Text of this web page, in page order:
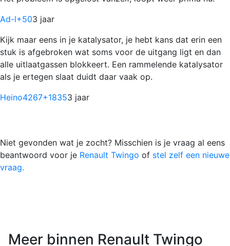
Ad-l+503 jaar
Kijk maar eens in je katalysator, je hebt kans dat erin een
stuk is afgebroken wat soms voor de uitgang ligt en dan
alle uitlaatgassen blokkeert. Een rammelende katalysator
als je ertegen slaat duidt daar vaak op.
Heino4267+18353 jaar
Niet gevonden wat je zocht? Misschien is je vraag al eens
beantwoord voor je Renault Twingo of stel zelf een nieuwe
vraag.
Meer binnen Renault Twingo